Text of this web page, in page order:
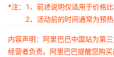
*注：
1、前述说明仅适用于价格比
2、活动前的时间通常为预
内容声明：阿里巴巴中国站为第
经营者负责。阿里巴巴提醒您购